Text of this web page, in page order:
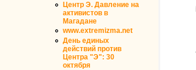
Центр Э. Давление на
активистов в
Магадане
www.extremizma.net
День единых
действий против
Центра "Э": 30
октября